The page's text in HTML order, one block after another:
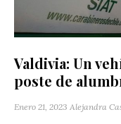
Valdivia: Un
poste de
Enero 21, 2023 Alejandra